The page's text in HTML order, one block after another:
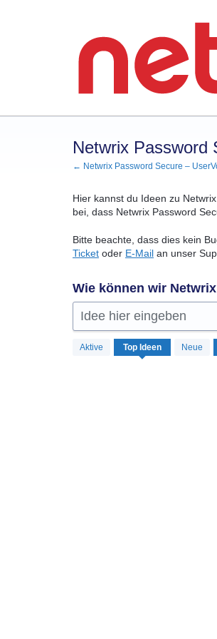
Netwrix Password
← Netwrix Password Secure –
Hier kannst du Ideen zu
bei, dass Netwrix Password
Bitte beachte, dass dies kein
Ticket oder E-Mail an unser
Wie können wir
Idee hier eingeben
Aktive Top Ideen Neue
Keine
vorhandenen
Ideenergebnisse